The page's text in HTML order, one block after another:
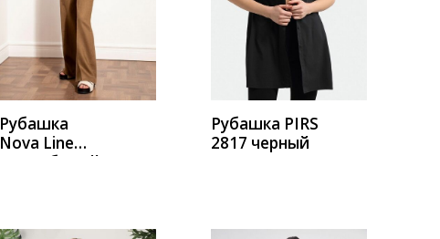
Рубашка
Nova Line
20613 белый
КУПИТЬ
Рубашка PIRS
2817 черный
КУПИТЬ